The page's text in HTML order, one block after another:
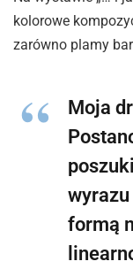
kolorowe
zarówno plamy
Moja
formą